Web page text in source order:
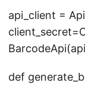
api_client =
def